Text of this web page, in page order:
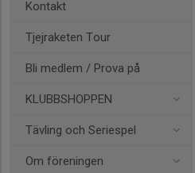
Kontakt
Tjejraketen Tour
Bli medlem / Prova på
KLUBBSHOPPEN
Tävling och Seriespel
Om föreningen